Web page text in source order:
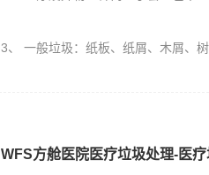
3、 一般垃圾：纸板、纸屑、木屑、
WFS方舱医院医疗垃圾处理-医